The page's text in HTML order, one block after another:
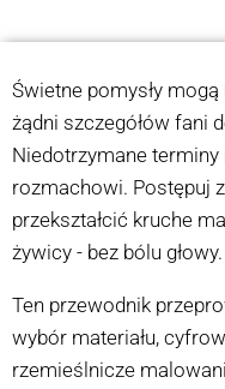
Świetne pomysły
żądni szczegółów fani
Niedotrzymane
rozmachowi. Postępuj
przekształcić kruche
żywicy - bez bólu głowy.
Ten przewodnik
wybór materiału,
rzemieślnicze